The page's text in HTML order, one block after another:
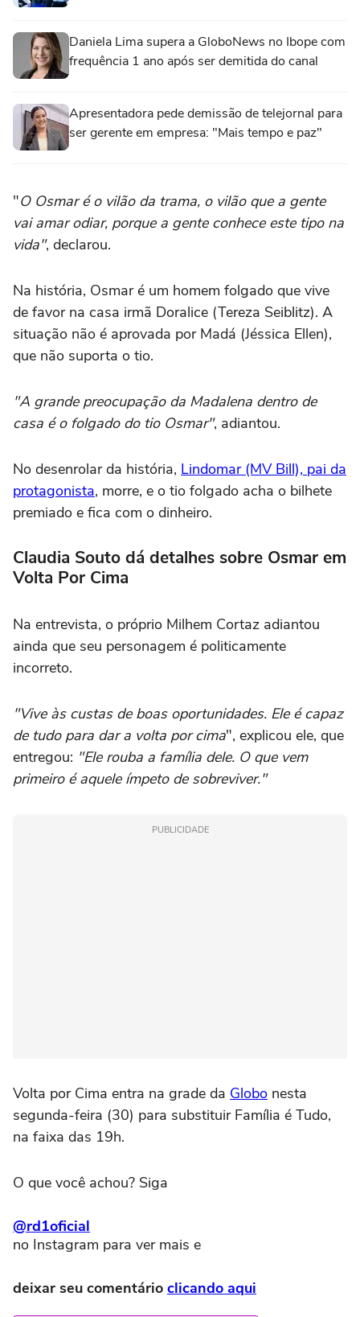
Daniela Lima supera a GloboNews no Ibope com
frequência 1 ano após ser demitida do canal
Apresentadora pede demissão de telejornal para
ser gerente em empresa: "Mais tempo e paz"
"O Osmar é o vilão da trama, o vilão que a gente
vai amar odiar, porque a gente conhece este tipo na
vida", declarou.
Na história, Osmar é um homem folgado que vive
de favor na casa irmã Doralice (Tereza Seiblitz). A
situação não é aprovada por Madá (Jéssica Ellen),
que não suporta o tio.
"A grande preocupação da Madalena dentro de
casa é o folgado do tio Osmar", adiantou.
No desenrolar da história, Lindomar (MV Bill), pai da
protagonista, morre, e o tio folgado acha o bilhete
premiado e fica com o dinheiro.
Claudia Souto dá detalhes sobre Osmar em
Volta Por Cima
Na entrevista, o próprio Milhem Cortaz adiantou
ainda que seu personagem é politicamente
incorreto.
"Vive às custas de boas oportunidades. Ele é capaz
de tudo para dar a volta por cima", explicou ele, que
entregou: "Ele rouba a família dele. O que vem
primeiro é aquele ímpeto de sobreviver."
PUBLICIDADE
Volta por Cima entra na grade da Globo nesta
segunda-feira (30) para substituir Família é Tudo,
na faixa das 19h.
O que você achou? Siga
@rd1oficial
no Instagram para ver mais e
deixar seu comentário clicando aqui